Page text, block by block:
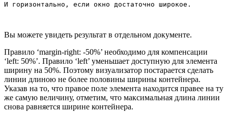
И горизонтально, если окно достаточно широкое.
Вы можете увидеть результат в отдельном документе.
Правило ‘margin-right: -50%’ необходимо для компенсации
‘left: 50%’. Правило ‘left’ уменьшает доступную для элемента
ширину на 50%. Поэтому визуализатор постарается сделать
линии длиною не более половины ширины контейнера.
Указав на то, что правое поле элемента находится правее на ту
же самую величину, отметим, что максимальная длина линии
снова равняется ширине контейнера.